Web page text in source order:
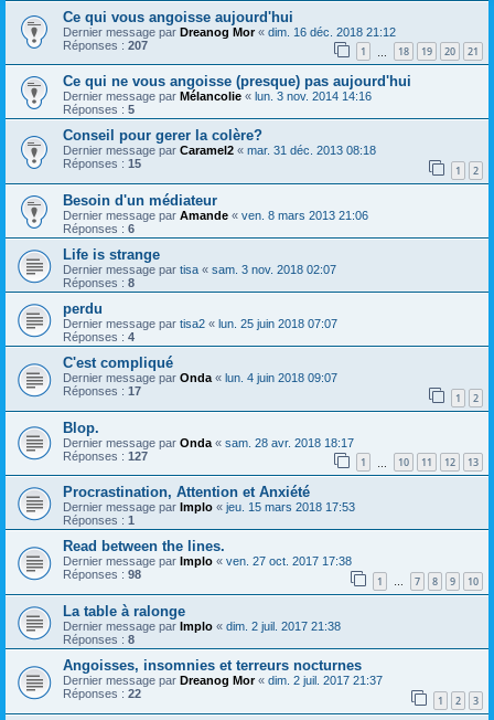
Ce qui vous angoisse aujourd'hui
Dernier message par Dreanog Mor« dim. 16 déc. 2018 21:12
Réponses : 207 1 18 19 20 21
Ce qui ne vous angoisse (presque) pas aujourd'hui
Dernier message par Mélancolie « lun. 3 nov. 2014 14:16
Réponses : 5
Conseil pour gerer la colère?
Dernier message par Caramel2 « mar. 31 déc. 2013 08:18
Réponses : 15 1 2
Besoin d'un médiateur
Dernier message par Amande « ven. 8 mars 2013 21:06
Réponses : 6
Life is strange
Dernier message par tisa « sam. 3 nov. 2018 02:07
Réponses : 8
perdu
Dernier message par tisa2 « lun. 25 juin 2018 07:07
Réponses : 4
C'est compliqué
Dernier message par Onda « lun. 4 juin 2018 09:07
Réponses : 17 1 2
Blop.
Dernier message par Onda « sam. 28 avr. 2018 18:17
Réponses : 127 1 10 11 12 13
Procrastination, Attention et Anxiété
Dernier message par Implo « jeu. 15 mars 2018 17:53
Réponses : 1
Read between the lines.
Dernier message par Implo « ven. 27 oct. 2017 17:38
Réponses : 98 1 … 7 8 9 10
La table à ralonge
Dernier message par Implo « dim. 2 juil. 2017 21:38
Réponses : 8
Angoisses, insomnies et terreurs nocturnes
Dernier message par Dreanog Mor« dim. 2 juil. 2017 21:37
Réponses : 22 1 2 3